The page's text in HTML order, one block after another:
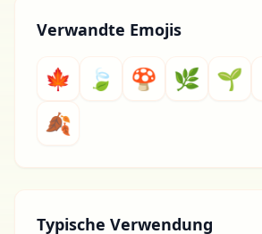
Verwandte Emojis
🍁 🍃 🍄 🌿 🌱
🍂
Typische Verwendung